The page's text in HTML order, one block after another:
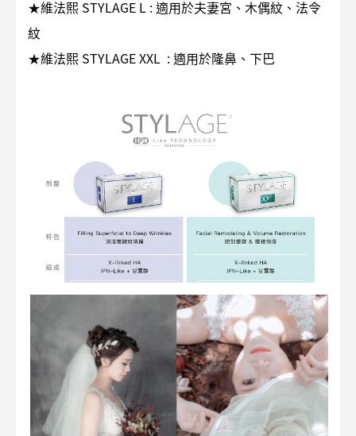
★維法熙 STYLAGE L : 適用於夫妻宮、木偶紋、法令
紋
★維法熙 STYLAGE XXL : 適用於隆鼻、下巴